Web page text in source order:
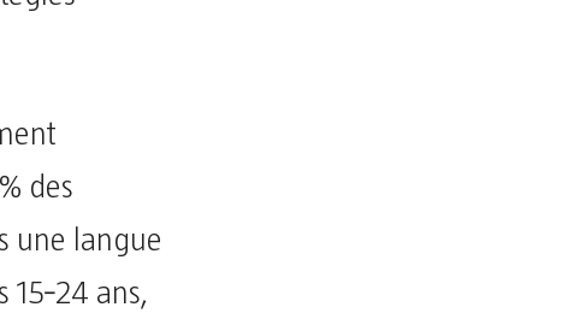
des
une langue
ans,